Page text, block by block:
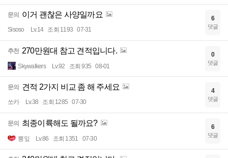
문의 이거 괜찮은 사양일까요
Sisoso Lv.14 조회 1193 07-31
6
댓글
추천 270만원대 참고 견적입니다.
Skywalkers Lv.92 조회 935 08-01
0
댓글
문의 견적 2가지 비교 좀 해 주세요
쏘카 Lv.38 조회 1285 07-30
4
댓글
문의 최종이륙해도 될까요?
뽕잎 Lv.86 조회 1351 07-30
6
댓글